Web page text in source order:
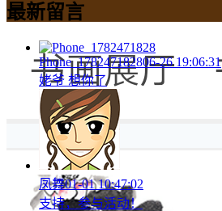
最新留言
Phone_178247182806-26 19:06:31
姥爷 想你了
凤舞01-01 10:47:02
支持，参与活动！